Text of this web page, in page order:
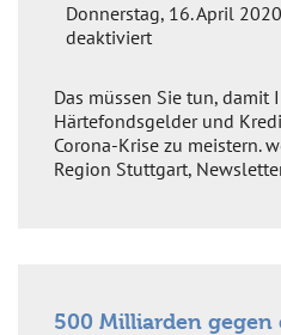
Donnerstag, 16. April
deaktiviertfür
Sie
trotz
Krise
liquide
Das müssen Sie tun, damit
Härtefondsgelder und
Corona-Krise zu meistern.
Region Stuttgart,
500 Milliarden gegen